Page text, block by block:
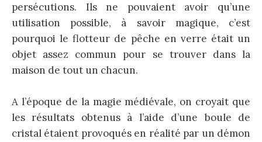
persécutions. Ils ne pouvaient avoir qu’une
utilisation possible, à savoir magique, c’est
pourquoi le flotteur de pêche en verre était un
objet assez commun pour se trouver dans la
maison de tout un chacun.
A l’époque de la magie médiévale, on croyait que
les résultats obtenus à l’aide d’une boule de
cristal étaient provoqués en réalité par un démon